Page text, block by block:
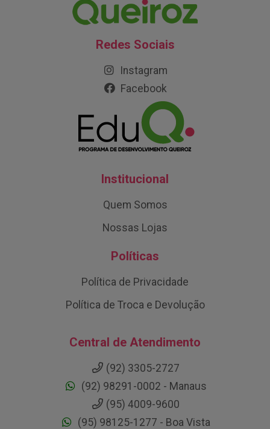
Redes Sociais
Instagram
Facebook
Institucional
Quem Somos
Nossas Lojas
Políticas
Política de Privacidade
Política de Troca e Devolução
Central de Atendimento
(92) 3305-2727
(92) 98291-0002 - Manaus
(95) 4009-9600
(95) 98125-1277 - Boa Vista